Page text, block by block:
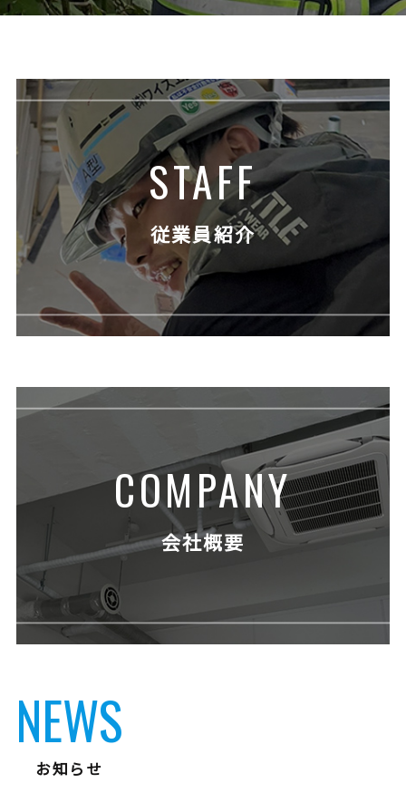
STAFF
従業員紹介
COMPANY
会社概要
NEWS
お知らせ